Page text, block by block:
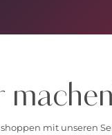
mit unseren